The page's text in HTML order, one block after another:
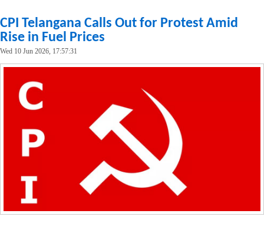
CPI Telangana Calls Out for Protest Amid
Rise in Fuel Prices
Wed 10 Jun 2026, 17:57:31